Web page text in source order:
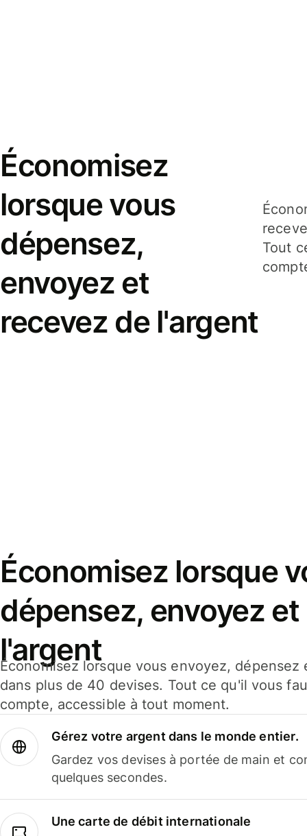
Économisez
lorsque vous
dépensez,
envoyez et
recevez de l'argent
Tout
Économisez lorsque
dépensez, envoyez
l'argent
Économisez lorsque vous envoyez,
dans plus de 40 devises. Tout ce qu'il vous
compte, accessible à tout moment.
Gérez votre argent dans le monde entier.
Gardez vos devises à portée de main et
quelques secondes.
Une carte de débit internationale